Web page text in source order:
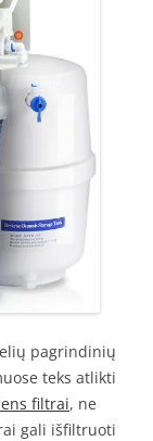
pagrindinių
teks atlikti
filtrai, ne
gali išfiltruoti